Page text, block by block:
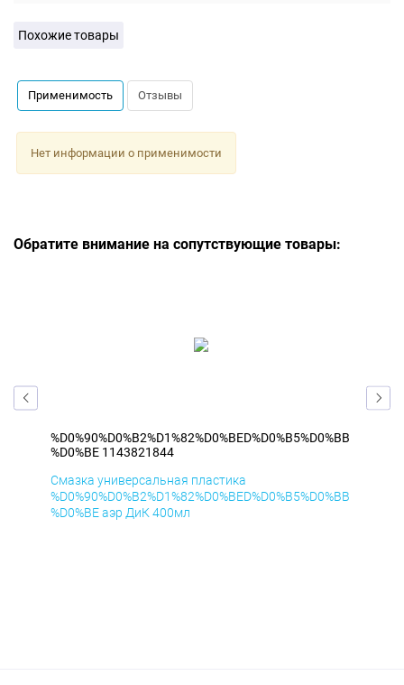
Похожие товары
Применимость Отзывы
Нет информации о применимости
Обратите внимание на сопутствующие товары:
%D0%90%D0%B2%D1%82%D0%BED%D0%B5%D0%BB
%D0%BE 1143821844
Смазка универсальная пластика
%D0%90%D0%B2%D1%82%D0%BED%D0%B5%D0%BB
%D0%BE аэр ДиК 400мл